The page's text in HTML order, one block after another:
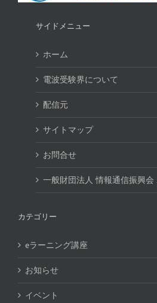
サイドメニュー
ホーム
電波受験界について
配信元
サイトマップ
お問合せ
一般財団法人 情報通信振興会
カテゴリー
eラーニング講座
お知らせ
イベント